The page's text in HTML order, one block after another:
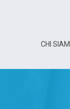
CHI